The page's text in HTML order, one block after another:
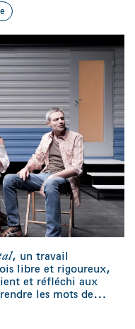
, un travail
libre et rigoureux,
et réfléchi aux
les mots de…